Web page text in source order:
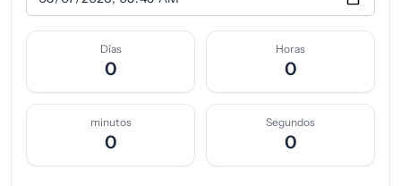
Días
0
Horas
0
minutos
0
Segundos
0